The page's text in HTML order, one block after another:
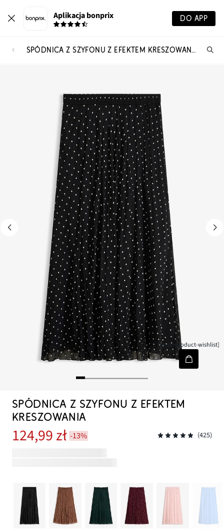
Aplikacja bonprix DO APP
SPÓDNICA Z SZYFONU Z EFEKTEM KRESZOWANIA
[node-product-wishlist]
SPÓDNICA Z SZYFONU Z EFEKTEM
KRESZOWANIA
124,99 zł -13% (425)